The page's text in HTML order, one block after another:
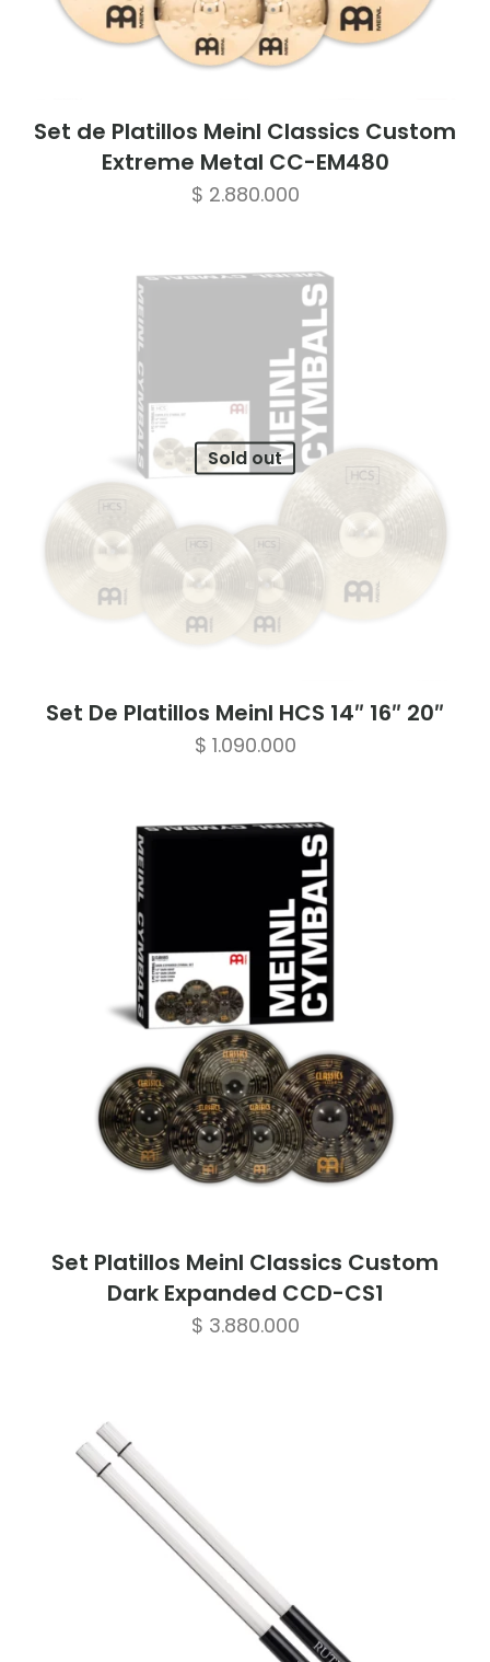
Set de Platillos Meinl Classics Custom
Extreme Metal CC-EM480
$ 2.880.000
Sold out
Set De Platillos Meinl HCS 14″ 16″ 20″
$ 1.090.000
Set Platillos Meinl Classics Custom
Dark Expanded CCD-CS1
$ 3.880.000